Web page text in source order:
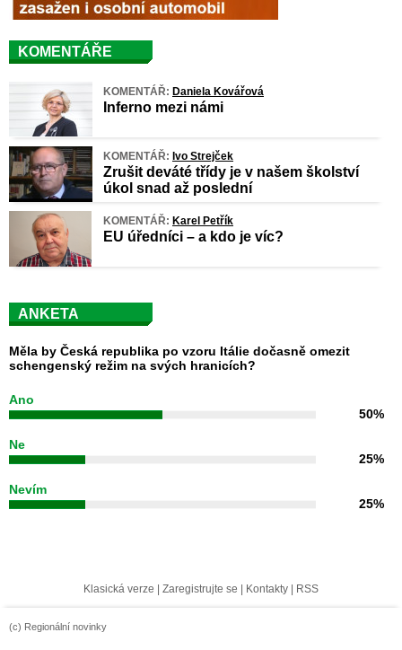
KOMENTÁŘE
KOMENTÁŘ: Daniela Kovářová
Inferno mezi námi
KOMENTÁŘ: Ivo Strejček
Zrušit deváté třídy je v našem školství
úkol snad až poslední
KOMENTÁŘ: Karel Petřík
EU úředníci – a kdo je víc?
ANKETA
Měla by Česká republika po vzoru Itálie dočasně omezit
schengenský režim na svých hranicích?
Ano
50%
Ne
25%
Nevím
25%
Klasická verze | Zaregistrujte se | Kontakty | RSS
(c) Regionální novinky